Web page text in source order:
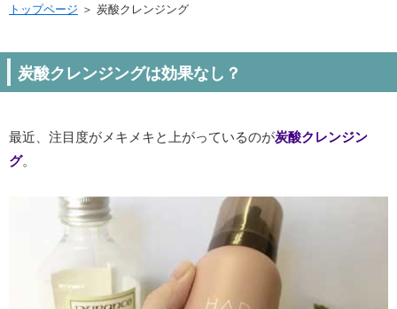
トップページ ＞ 炭酸クレンジング
炭酸クレンジングは効果なし？
最近、注目度がメキメキと上がっているのが炭酸クレンジン
グ。